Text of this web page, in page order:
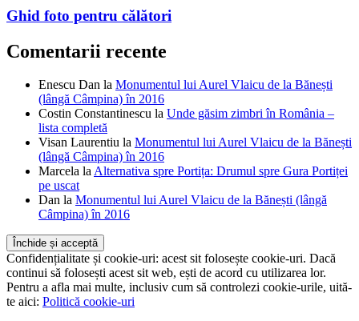
Ghid foto pentru călători
Comentarii recente
Enescu Dan la Monumentul lui Aurel Vlaicu de la Bănești
(lângă Câmpina) în 2016
Costin Constantinescu la Unde găsim zimbri în România –
lista completă
Visan Laurentiu la Monumentul lui Aurel Vlaicu de la Bănești
(lângă Câmpina) în 2016
Marcela laAlternativa spre Portița: Drumul spre Gura Portiței
pe uscat
Dan la Monumentul lui Aurel Vlaicu de la Bănești (lângă
Câmpina) în 2016
Confidențialitate și cookie-uri: acest sit folosește cookie-uri. Dacă
continui să folosești acest sit web, ești de acord cu utilizarea lor.
Pentru a afla mai multe, inclusiv cum să controlezi cookie-urile, uită-
te aici: Politică cookie-uri